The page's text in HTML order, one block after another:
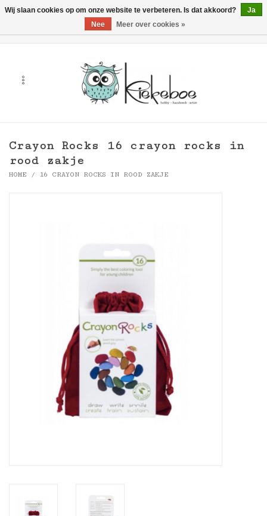
Handwerk & Textiel
Springkasteel
Crayon Rocks 16 crayon rocks in
rood zakje
HOME / 16 CRAYON ROCKS IN ROOD ZAKJE
Wij slaan cookies op om onze website te verbeteren. Is dat akkoord?
Ja
Nee
Meer over cookies »